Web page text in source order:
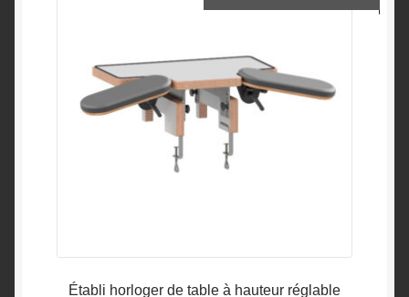
Établi horloger de table à hauteur réglable